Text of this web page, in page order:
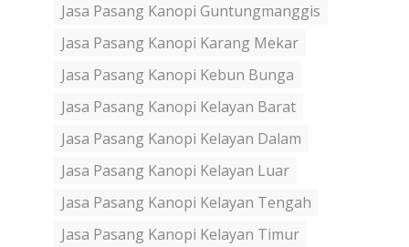
Jasa Pasang Kanopi Guntungmanggis
Jasa Pasang Kanopi Karang Mekar
Jasa Pasang Kanopi Kebun Bunga
Jasa Pasang Kanopi Kelayan Barat
Jasa Pasang Kanopi Kelayan Dalam
Jasa Pasang Kanopi Kelayan Luar
Jasa Pasang Kanopi Kelayan Tengah
Jasa Pasang Kanopi Kelayan Timur